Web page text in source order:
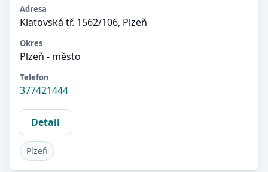
Adresa
Klatovská tř. 1562/106, Plzeň
Okres
Plzeň - město
Telefon
377421444
Detail
Plzeň